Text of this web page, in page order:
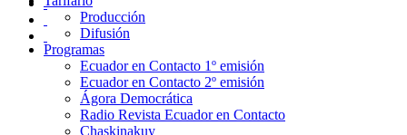
Producción
Difusión
Programas
Ecuador en Contacto 1º emisión
Ecuador en Contacto 2º emisión
Ágora Democrática
Radio Revista Ecuador en Contacto
Chaskinakuy